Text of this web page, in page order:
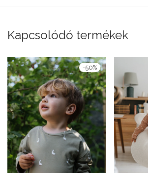
Kapcsolódó termékek
-50%